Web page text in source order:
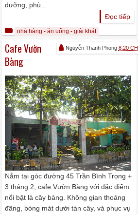
dưỡng, phù...
Đọc tiếp
nhà hàng - ăn uống - giải khát
Nguyễn Thanh Phong 8:20 CH
Cafe Vườn
Bàng
Nằm tại góc đường 45 Trần Bình Trọng +
3 tháng 2, cafe Vườn Bàng với đặc điểm
nổi bật là cây bàng. Không gian thoáng
đãng, bóng mát dưới tán cây, và phục vụ